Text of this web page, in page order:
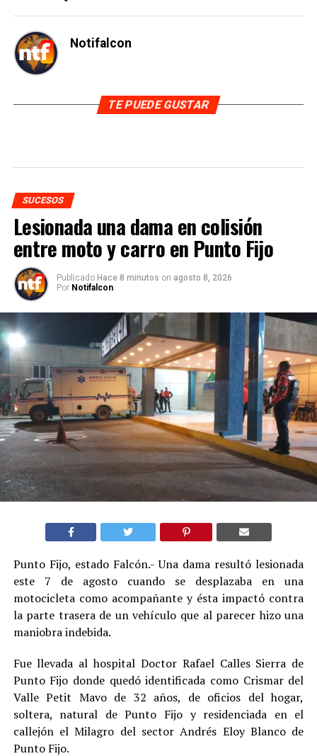
Notifalcon
TE PUEDE GUSTAR
SUCESOS
Lesionada una dama en colisión
entre moto y carro en Punto Fijo
Publicado Hace 8 minutos on agosto 8, 2026
Por Notifalcon
Punto Fijo, estado Falcón.- Una dama resultó lesionada
este 7 de agosto cuando se desplazaba en una
motocicleta como acompañante y ésta impactó contra
la parte trasera de un vehículo que al parecer hizo una
maniobra indebida.
Fue llevada al hospital Doctor Rafael Calles Sierra de
Punto Fijo donde quedó identificada como Crismar del
Valle Petit Mavo de 32 años, de oficios del hogar,
soltera, natural de Punto Fijo y residenciada en el
callejón el Milagro del sector Andrés Eloy Blanco de
Punto Fijo.